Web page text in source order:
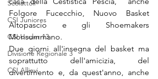
Scoiattoli
CSI Juniores
CSI Under 13
Divisione Regionale 3
CSI Allievi
Folgore Fucecchio, Nuovo Basket
Altopascio e gli Shoemakers
Monsummano.
Due giorni all'insegna del basket ma
soprattutto dell'amicizia, del
divertimento e, da quest'anno, anche